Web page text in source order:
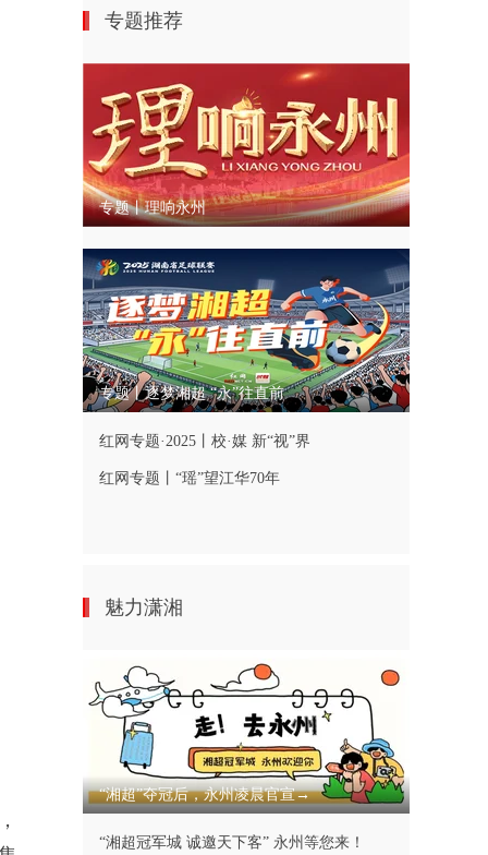
专题推荐
专题丨理响永州
专题丨逐梦湘超 “永”往直前
红网专题·2025丨校·媒 新“视”界
红网专题丨“瑶”望江华70年
魅力潇湘
“湘超”夺冠后，永州凌晨官宣→
“湘超冠军城 诚邀天下客” 永州等您来！